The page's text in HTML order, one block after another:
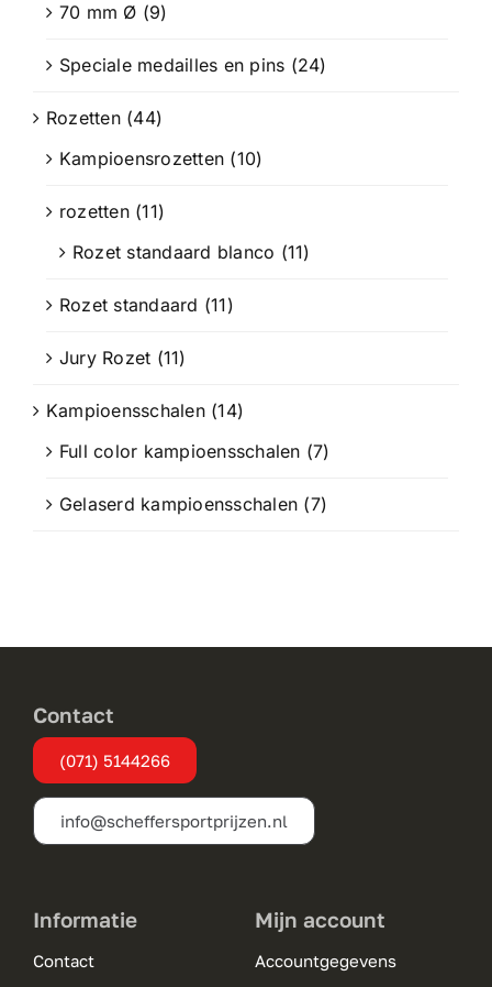
70 mm Ø (9)
Speciale medailles en pins (24)
Rozetten (44)
Kampioensrozetten (10)
rozetten (11)
Rozet standaard blanco (11)
Rozet standaard (11)
Jury Rozet (11)
Kampioensschalen (14)
Full color kampioensschalen (7)
Gelaserd kampioensschalen (7)
Contact
(071) 5144266
info@scheffersportprijzen.nl
Informatie
Contact
Mijn account
Accountgegevens